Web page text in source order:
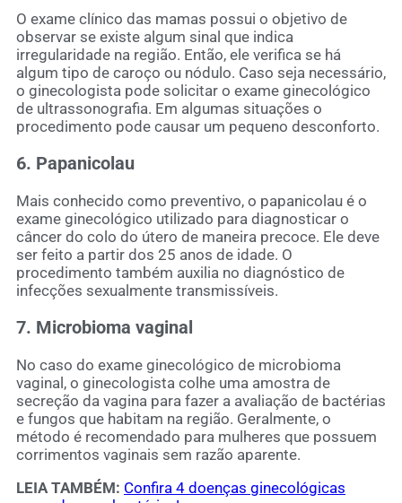
O exame clínico das mamas possui o objetivo de
observar se existe algum sinal que indica
irregularidade na região. Então, ele verifica se há
algum tipo de caroço ou nódulo. Caso seja necessário,
o ginecologista pode solicitar o exame ginecológico
de ultrassonografia. Em algumas situações o
procedimento pode causar um pequeno desconforto.
6. Papanicolau
Mais conhecido como preventivo, o papanicolau é o
exame ginecológico utilizado para diagnosticar o
câncer do colo do útero de maneira precoce. Ele deve
ser feito a partir dos 25 anos de idade. O
procedimento também auxilia no diagnóstico de
infecções sexualmente transmissíveis.
7. Microbioma vaginal
No caso do exame ginecológico de microbioma
vaginal, o ginecologista colhe uma amostra de
secreção da vagina para fazer a avaliação de bactérias
e fungos que habitam na região. Geralmente, o
método é recomendado para mulheres que possuem
corrimentos vaginais sem razão aparente.
LEIA TAMBÉM: Confira 4 doenças ginecológicas